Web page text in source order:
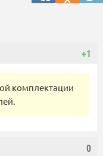
+1
комплектации
0